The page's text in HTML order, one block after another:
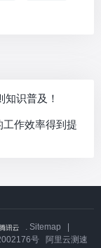
识普及！
工作效率得到提
. Sitemap
号
阿里云测速